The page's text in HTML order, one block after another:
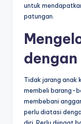
untuk
patungan.
Tidak jarang anak
membeli barang-
membebani
perlu diatasi
diri. Perlu diingat